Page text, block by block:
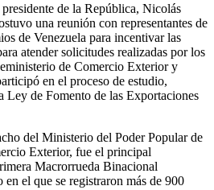
de la República, Nicolás
una reunión con representantes de
de Venezuela para incentivar las
atender solicitudes realizadas por los
de Comercio Exterior y
en el proceso de estudio,
Ley de Fomento de las Exportaciones
del Ministerio del Poder Popular de
Exterior, fue el principal
Macrorrueda Binacional
el que se registraron más de 900